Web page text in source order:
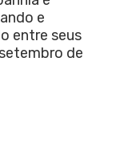
e
entre seus
de